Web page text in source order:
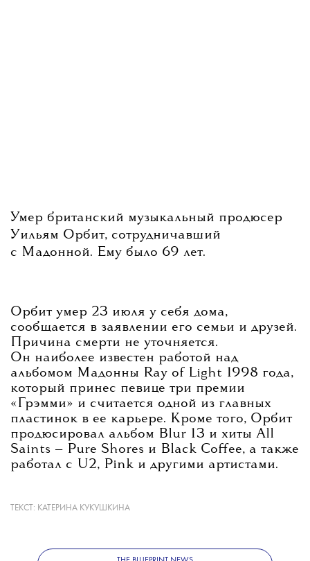
Умер британский музыкальный продюсер
Уильям Орбит, сотрудничавший
с Мадонной. Ему было 69 лет.
Орбит умер 23 июля у себя дома,
сообщается в заявлении его семьи и друзей.
Причина смерти не уточняется.
Он наиболее известен работой над
альбомом Мадонны Ray of Light 1998 года,
который принес певице три премии
«Грэмми» и считается одной из главных
пластинок в ее карьере. Кроме того, Орбит
продюсировал альбом Blur 13 и хиты All
Saints — Pure Shores и Black Coffee, а также
работал с U2, Pink и другими артистами.
последним альбомом стал The Painter,
ТЕКСТ: КАТЕРИНА КУКУШКИНА